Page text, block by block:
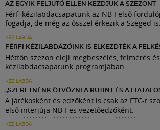
AZ EGYIK FELJUTÓ ELLEN KEZDJÜK A SZEZONT
Férfi kézilabdacsapatunk az NB I első
fogadja, de még az ősszel érkezik a Szeged is.
KÉZILABDA
FÉRFI KÉZILABDÁZÓINK IS ELKEZDTÉK A
Hétfőn szezon eleji megbeszélés, felmérés
kézilabdacsapatunk programjában.
KÉZILABDA
„SZERETNÉNK ÖTVÖZNI A RUTINT ÉS A
A játékosként és edzőként is csak az FTC-t
első interjúja NB I-es vezetőedzőként.
KÉZILABDA